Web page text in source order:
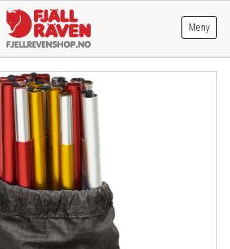
Meny